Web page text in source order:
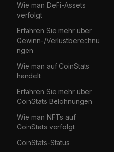
Wie man DeFi-Assets
verfolgt
Erfahren Sie mehr über
Gewinn-/Verlustberechnu
ngen
Wie man auf CoinStats
handelt
Erfahren Sie mehr über
CoinStats Belohnungen
Wie man NFTs auf
CoinStats verfolgt
CoinStats-Status